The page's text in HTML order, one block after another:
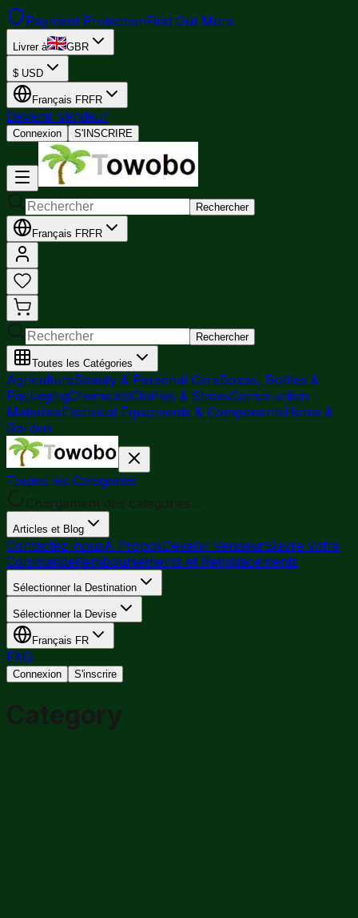
Payment ProtectionFind Out More
Livrer à GBR
$ USD
Français FRFR
Devenir Vendeur
Connexion S'INSCRIRE
Rechercher
Français FRFR
Rechercher
Toutes les Catégories
AgricultureBeauty & Personal CareBoxes, Bottles &
PackagingChemicalsClothes & ShoesConstruction
MaterialsElectrical Equipments & ComponentsHome &
Garden
Toutes les Catégories
Chargement des catégories...
Articles et Blog
Contactez-nousÀ ProposDevenir VendeurSuivre votre
CommandeRemboursements et Remplacements
Sélectionner la Destination
Sélectionner la Devise
Français FR
FAQ
Connexion S'inscrire
Category